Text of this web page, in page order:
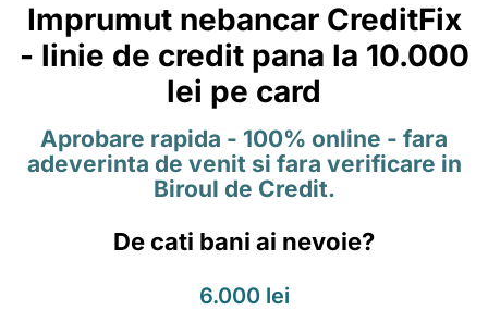
Imprumut nebancar CreditFix
- linie de credit pana la 10.000
lei pe card
Aprobare rapida - 100% online - fara
adeverinta de venit si fara verificare in
Biroul de Credit.
De cati bani ai nevoie?
6.000 lei